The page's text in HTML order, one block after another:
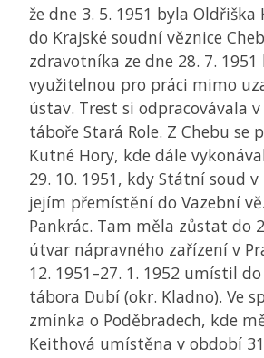
že dne 3. 5. 1951 byla
do Krajské soudní věznice
zdravotníka ze dne 28. 7.
využitelnou pro práci mimo
ústav. Trest si odpracovávala
táboře Stará Role. Z Chebu se
Kutné Hory, kde dále
29. 10. 1951, kdy Státní soud
jejím přemístění do Vazební
Pankrác. Tam měla zůstat do
útvar nápravného zařízení v
12. 1951–27. 1. 1952 umístil
tábora Dubí (okr. Kladno). Ve
zmínka o Poděbradech, kde
Keithová umístěna v období